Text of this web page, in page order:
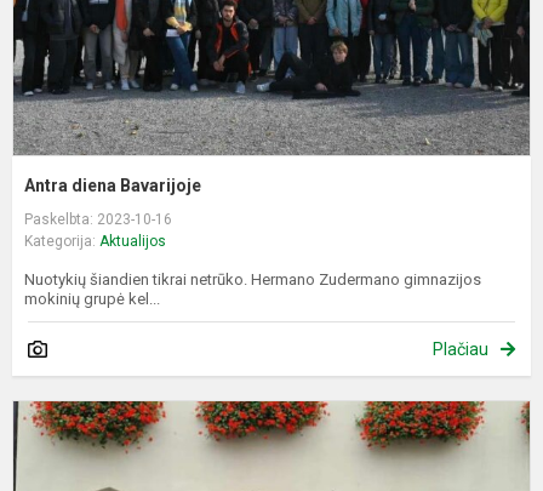
Antra diena Bavarijoje
Paskelbta: 2023-10-16
Kategorija: Aktualijos
Nuotykių šiandien tikrai netrūko. Hermano Zudermano gimnazijos
mokinių grupė kel...
Plačiau